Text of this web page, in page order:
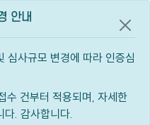
안내
심사규모 변경에 따라 인증심
수 건부터 적용되며, 자세한
다. 감사합니다.
공지